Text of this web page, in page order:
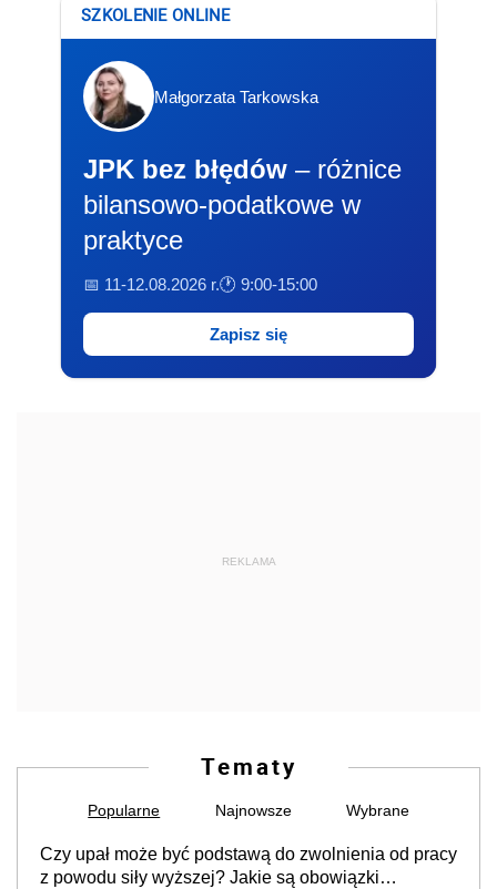
SZKOLENIE ONLINE
Małgorzata Tarkowska
JPK bez błędów – różnice
bilansowo-podatkowe w
praktyce
📅 11-12.08.2026 r.🕐 9:00-15:00
Zapisz się
REKLAMA
Tematy
Popularne Najnowsze Wybrane
Czy upał może być podstawą do zwolnienia od pracy
z powodu siły wyższej? Jakie są obowiązki